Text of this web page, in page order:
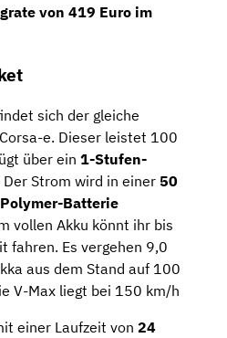
von 419 Euro im
sich der gleiche
e. Dieser leistet 100
über ein 1-Stufen-
Der Strom wird in einer 50
Batterie
vollen Akku könnt ihr bis
fahren. Es vergehen 9,0
aus dem Stand auf 100
V-Max liegt bei 150 km/h
einer Laufzeit von 24